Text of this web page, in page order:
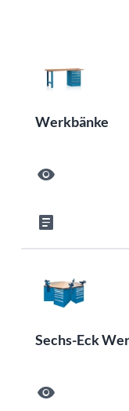
Werkbänke
visibility
article
Sechs-Eck
visibility